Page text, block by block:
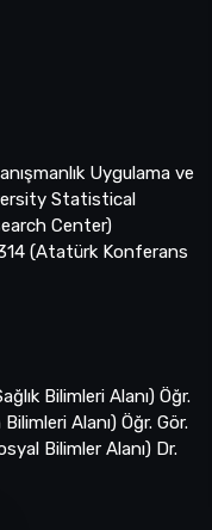
Uygulama ve
Statistical
Center)
(Atatürk Konferans
Bilimleri Alanı) Öğr.
Alanı) Öğr. Gör.
Bilimler Alanı) Dr.